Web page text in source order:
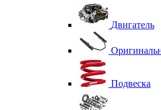
Двигатель
Подвеска